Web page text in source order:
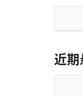
近期